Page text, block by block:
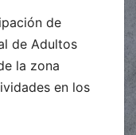
de
de Adultos
la zona
en los